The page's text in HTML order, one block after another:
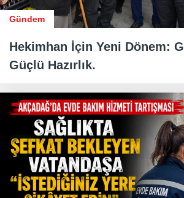
Gündem
Hekimhan İçin Yeni Dönem:
Güçlü Hazırlık.